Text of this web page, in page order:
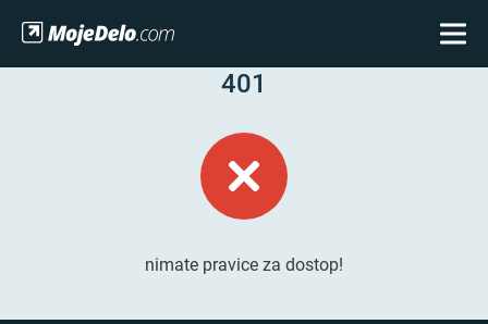
401
nimate pravice za dostop!